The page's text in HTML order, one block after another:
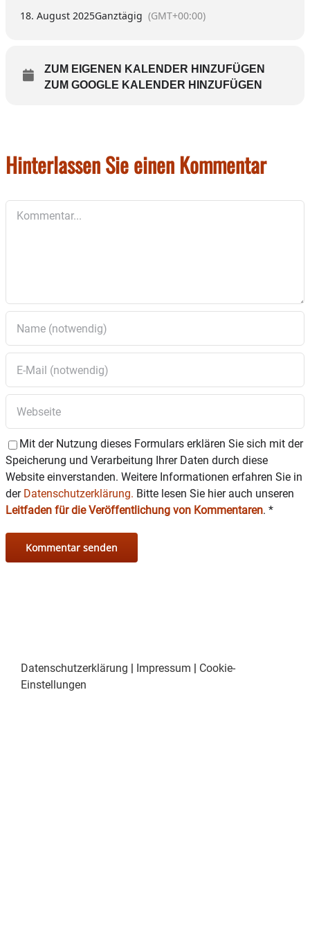
18. August 2025Ganztägig (GMT+00:00)
ZUM EIGENEN KALENDER HINZUFÜGEN
ZUM GOOGLE KALENDER HINZUFÜGEN
Hinterlassen Sie einen Kommentar
Mit der Nutzung dieses Formulars erklären Sie sich mit der
Speicherung und Verarbeitung Ihrer Daten durch diese
Website einverstanden. Weitere Informationen erfahren Sie in
der Datenschutzerklärung. Bitte lesen Sie hier auch unseren
Leitfaden für die Veröffentlichung von Kommentaren. *
Datenschutzerklärung Impressum
Cookie-
Einstellungen